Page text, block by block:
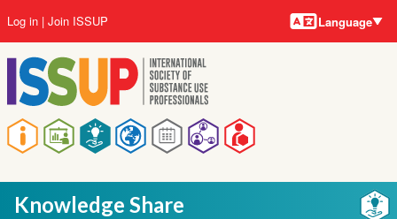
to
main
content
Main
navigation
User
account
menu
Log in Join ISSUP Language
Knowledge Share